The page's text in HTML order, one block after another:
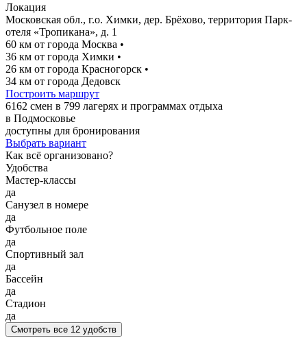
Локация
Московская обл., г.о. Химки, дер. Брёхово, территория Парк-
отеля «Тропикана», д. 1
60 км от города Москва •
36 км от города Химки •
26 км от города Красногорск •
34 км от города Дедовск
Построить маршрут
6162 смен в 799 лагерях и программах отдыха
в Подмосковье
доступны для бронирования
Выбрать вариант
Как всё организовано?
Удобства
Мастер-классы
да
Санузел в номере
да
Футбольное поле
да
Спортивный зал
да
Бассейн
да
Стадион
да
Смотреть все 12 удобств